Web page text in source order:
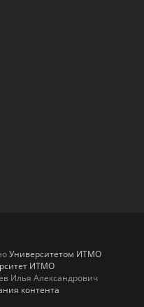
Университетом ИТМО
ИТМО
Илья Александрович
контента